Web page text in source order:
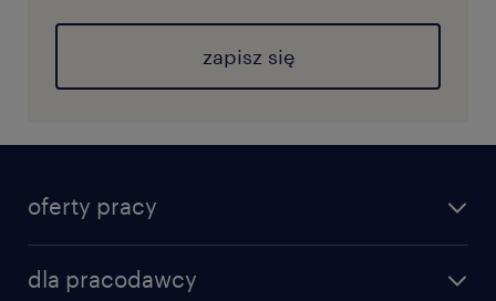
zapisz się
oferty pracy
dla pracodawcy